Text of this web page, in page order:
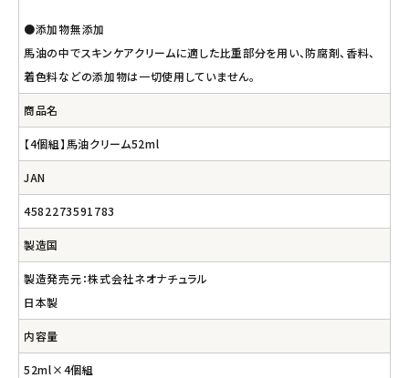
●添加物無添加
馬油の中でスキンケアクリームに適した比重部分を用い、防腐剤、香料、
着色料などの添加物は一切使用していません。
商品名
【4個組】馬油クリーム52ml
JAN
4582273591783
製造国
製造発売元：株式会社ネオナチュラル
日本製
内容量
52ml×4個組